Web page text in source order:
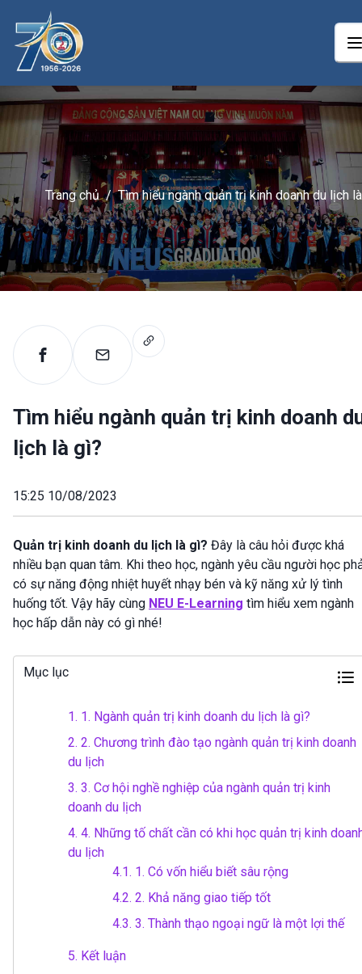
Trang chủ / Tìm hiểu ngành quản trị kinh doanh du lịch là
gì?
Tìm hiểu ngành quản trị kinh doanh
lịch là gì?
15:25 10/08/2023
Quản trị kinh doanh du lịch là gì? Đây là câu hỏi được khá
nhiều bạn quan tâm. Khi theo học, ngành yêu cầu người học
có sự năng động nhiệt huyết nhạy bén và kỹ năng xử lý tình
huống tốt. Vậy hãy cùng NEU E-Learning tìm hiểu xem ngành
học hấp dẫn này có gì nhé!
Mục lục
1. 1. Ngành quản trị kinh doanh du lịch là gì?
2. 2. Chương trình đào tạo ngành quản trị kinh doanh
du lịch
3. 3. Cơ hội nghề nghiệp của ngành quản trị kinh
doanh du lịch
4. 4. Những tố chất cần có khi học quản trị kinh
du lịch
4.1. 1. Có vốn hiểu biết sâu rộng
4.2. 2. Khả năng giao tiếp tốt
4.3. 3. Thành thạo ngoại ngữ là một lợi thế
5. Kết luận